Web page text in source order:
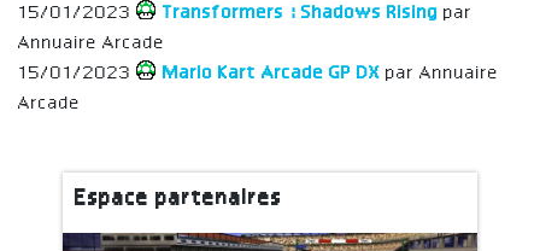
15/01/2023
Transformers : Shadows Rising par
Annuaire Arcade
15/01/2023
Mario Kart Arcade GP DX par Annuaire
Arcade
Espace partenaires